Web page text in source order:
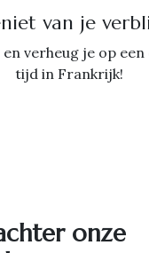
van je
verheug je op
tijd in Frankrijk!
onze